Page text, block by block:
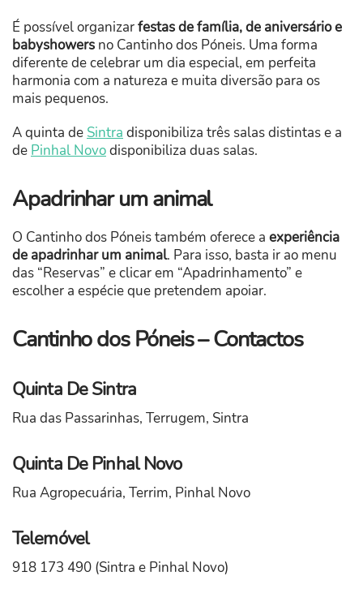
É possível organizarfestas de família, de aniversário e
babyshowers no Cantinho dos Póneis. Uma forma
diferente de celebrar um dia especial, em perfeita
harmonia com a natureza e muita diversão para os
mais pequenos.
A quinta de Sintra disponibiliza três salas distintas e a
de Pinhal Novodisponibiliza duas salas.
Apadrinhar um animal
O Cantinho dos Póneis também oferece a experiência
de apadrinhar um animal. Para isso, basta ir ao menu
das “Reservas” e clicar em “Apadrinhamento” e
escolher a espécie que pretendem apoiar.
Cantinho dos Póneis – Contactos
Quinta De Sintra
Rua das Passarinhas, Terrugem, Sintra
Quinta De Pinhal Novo
Rua Agropecuária, Terrim, Pinhal Novo
Telemóvel
918 173 490 (Sintra e Pinhal Novo)